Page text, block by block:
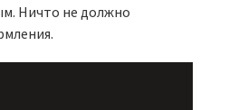
Ничто не должно